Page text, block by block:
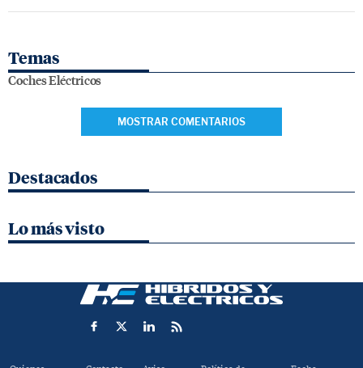
Temas
Coches Eléctricos
MOSTRAR COMENTARIOS
Destacados
Lo más visto